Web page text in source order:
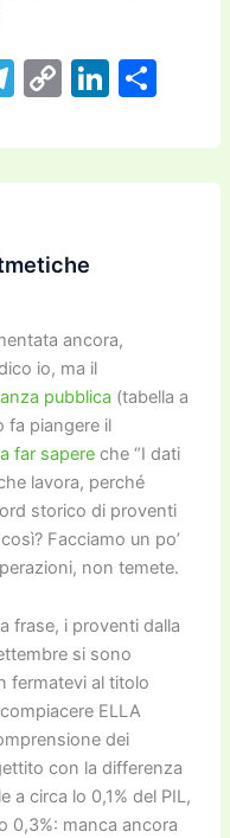
T
e
gr
m
C
p
y
n
Li
k
e
C
n
di
ancora,
io, ma il
pubblica (tabella a
fa piangere il
far sapereche “I dati
lavora, perché
storico di proventi
Facciamo un po’
non temete.
frase, i proventi dalla
si sono
fermatevi al titolo
ELLA
dei
con la differenza
a circa lo 0,1% del PIL,
0,3%: manca ancora